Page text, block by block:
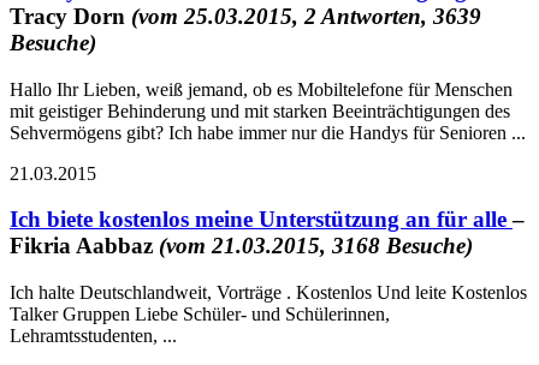
Tracy Dorn (vom 25.03.2015, 2 Antworten, 3639
Besuche)
Hallo Ihr Lieben, weiß jemand, ob es Mobiltelefone für Menschen
mit geistiger Behinderung und mit starken Beeinträchtigungen des
Sehvermögens gibt? Ich habe immer nur die Handys für Senioren ...
21.03.2015
Ich biete kostenlos meine Unterstützung an für alle–
Fikria Aabbaz (vom 21.03.2015, 3168 Besuche)
Ich halte Deutschlandweit, Vorträge . Kostenlos Und leite Kostenlos
Talker Gruppen Liebe Schüler- und Schülerinnen,
Lehramtsstudenten, ...